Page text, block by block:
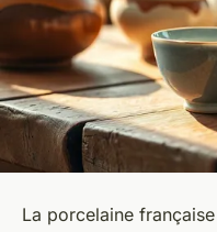
La porcelaine